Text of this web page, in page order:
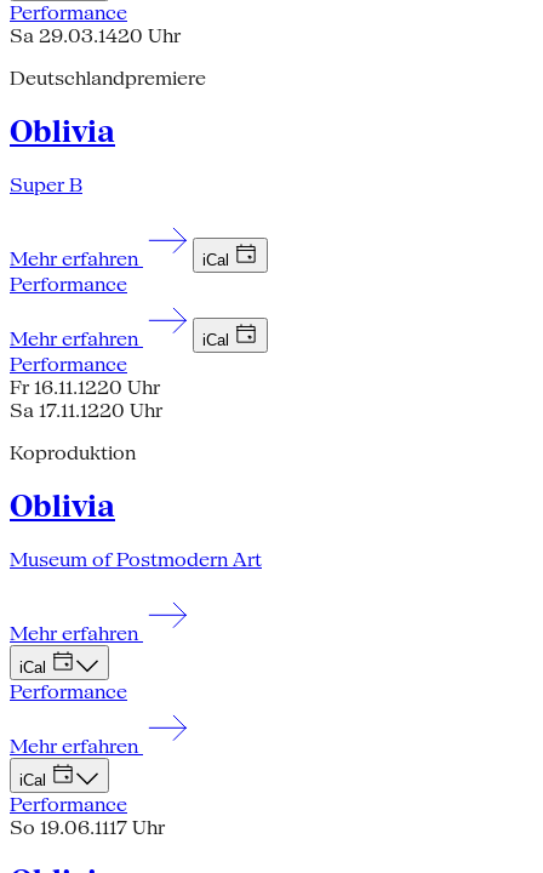
Performance
Sa 29.03.1420 Uhr
Deutschlandpremiere
Oblivia
Super B
Mehr erfahren iCal
Performance
Mehr erfahren iCal
Performance
Fr 16.11.1220 Uhr
Sa 17.11.1220 Uhr
Koproduktion
Oblivia
Museum of Postmodern Art
Mehr erfahren
iCal
Performance
Mehr erfahren
iCal
Performance
So 19.06.1117 Uhr